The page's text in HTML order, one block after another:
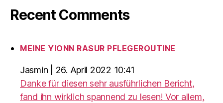
Recent Comments
MEINE YIONN RASUR PFLEGEROUTINE
Jasmin
26. April 2022 10:41
Danke für diesen sehr ausführlichen Bericht,
fand ihn wirklich spannend zu lesen! Vor allem,